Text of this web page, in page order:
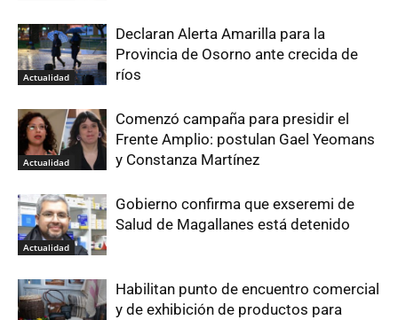
Actualidad
Declaran Alerta Amarilla para la
Provincia de Osorno ante crecida de
ríos
Actualidad
Comenzó campaña para presidir el
Frente Amplio: postulan Gael Yeomans
y Constanza Martínez
Actualidad
Gobierno confirma que exseremi de
Salud de Magallanes está detenido
Habilitan punto de encuentro comercial
y de exhibición de productos para